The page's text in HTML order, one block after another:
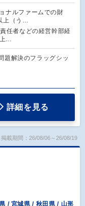
ナルファームでの財
上（う…
任者などの経営幹部経
…
題解決のフラッグシッ
詳細を見る
掲載期間：26/08/06～26/08/19
/ 宮城県 / 秋田県 / 山形